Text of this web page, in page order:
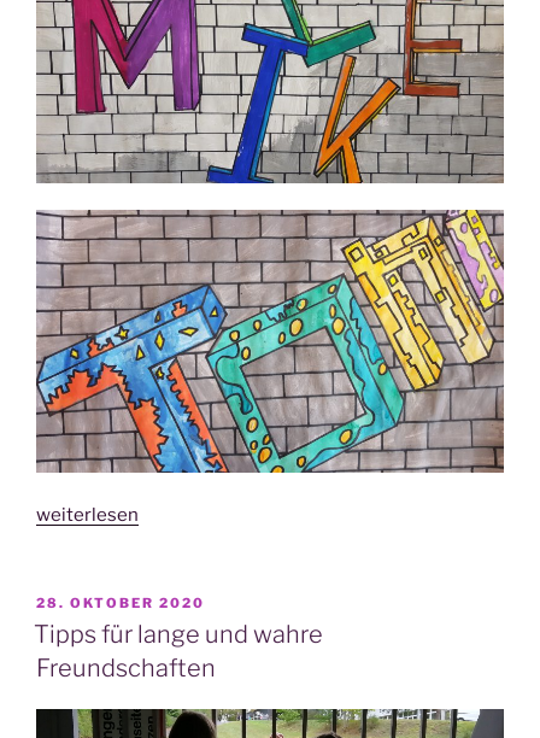
„IGEL
CREATE
YOUR
NAME
Graf­
weiterlesen
VERÖFFENTLICHT
AM
28. OKTOBER 2020
Tipps für lange und wahre
Freundschaften